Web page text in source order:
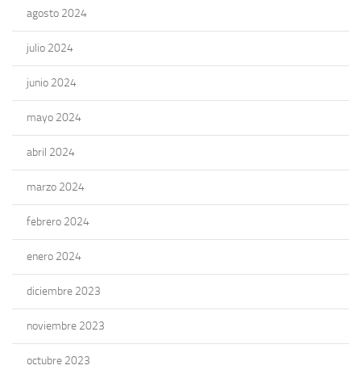
agosto 2024
julio 2024
junio 2024
mayo 2024
abril 2024
marzo 2024
febrero 2024
enero 2024
diciembre 2023
noviembre 2023
octubre 2023